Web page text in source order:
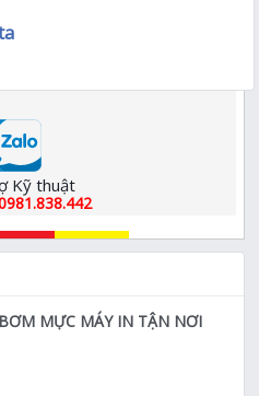
Kỹ thuật
MỰC MÁY IN TẬN NƠI